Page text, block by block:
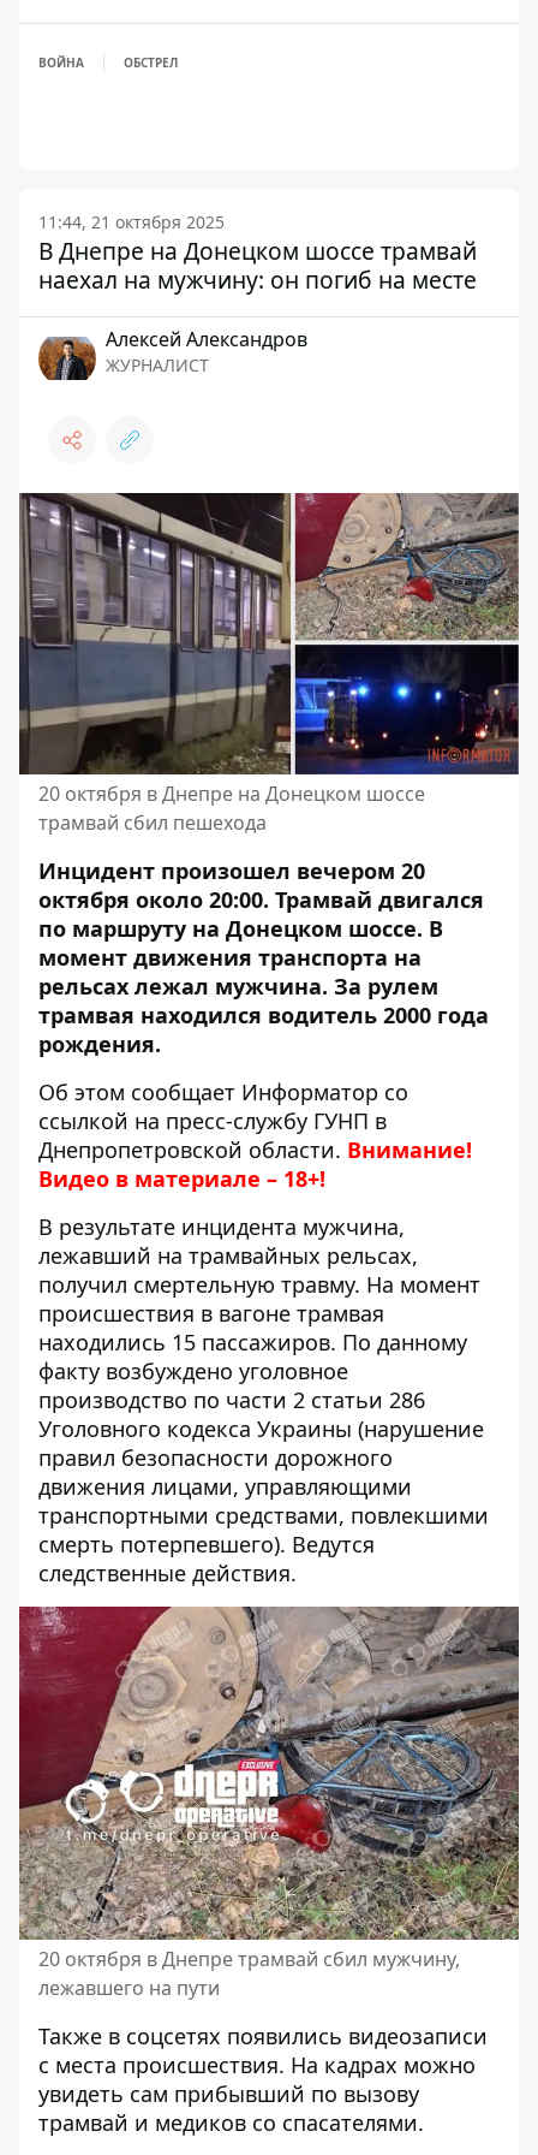
ВОЙНА ОБСТРЕЛ
11:44, 21 октября 2025
В Днепре на Донецком шоссе трамвай
наехал на мужчину: он погиб на месте
Алексей Александров
ЖУРНАЛИСТ
20 октября в Днепре на Донецком шоссе
трамвай сбил пешехода
Инцидент произошел вечером 20
октября около 20:00. Трамвай двигался
по маршруту на Донецком шоссе. В
момент движения транспорта на
рельсах лежал мужчина. За рулем
трамвая находился водитель 2000 года
рождения.
Об этом сообщает Информатор со
ссылкой на пресс-службу ГУНП в
Днепропетровской области. Внимание!
Видео в материале – 18+!
В результате инцидента мужчина,
лежавший на трамвайных рельсах,
получил смертельную травму. На момент
происшествия в вагоне трамвая
находились 15 пассажиров. По данному
факту возбуждено уголовное
производство по части 2 статьи 286
Уголовного кодекса Украины (нарушение
правил безопасности дорожного
движения лицами, управляющими
транспортными средствами, повлекшими
смерть потерпевшего). Ведутся
следственные действия.
20 октября в Днепре трамвай сбил мужчину,
лежавшего на пути
Также в соцсетях появились видеозаписи
с места происшествия. На кадрах можно
увидеть сам прибывший по вызову
трамвай и медиков со спасателями.